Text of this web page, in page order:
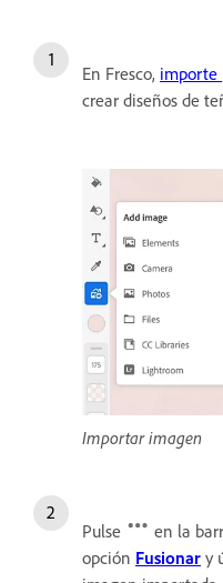
En Fresco, importe
crear diseños de
Importar imagen
Pulse
en la
opción Fusionar y